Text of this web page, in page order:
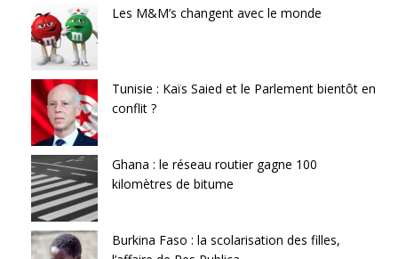
Les M&M’s changent avec le monde
Tunisie : Kaïs Saied et le Parlement bientôt en
conflit ?
Ghana : le réseau routier gagne 100
kilomètres de bitume
Burkina Faso : la scolarisation des filles,